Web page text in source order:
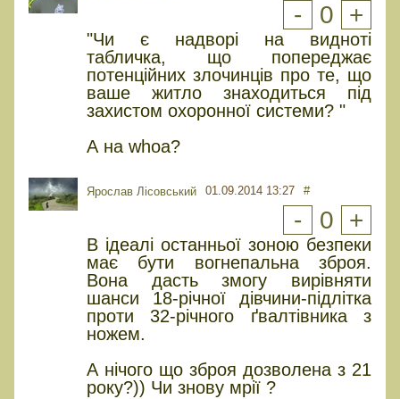
- 0 +
"Чи є надворі на видноті
табличка, що попереджає
потенційних злочинців про те, що
ваше житло знаходиться під
захистом охоронної системи? "
А на whoa?
Ярослав Лісовський 01.09.2014 13:27 #
- 0 +
В ідеалі останньої зоною безпеки
має бути вогнепальна зброя.
Вона дасть змогу вирівняти
шанси 18-річної дівчини-підлітка
проти 32-річного ґвалтівника з
ножем.
А нічого що зброя дозволена з 21
року?)) Чи знову мрії ?